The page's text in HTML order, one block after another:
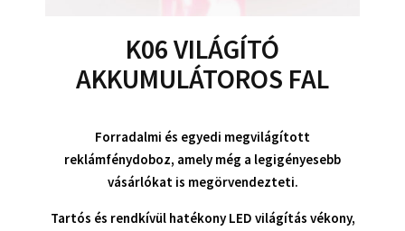
K06 VILÁGÍTÓ
AKKUMULÁTOROS FAL
Forradalmi és egyedi megvilágított
reklámfénydoboz, amely még a legigényesebb
vásárlókat is megörvendezteti.
Tartós és rendkívül hatékony LED világítás vékony,